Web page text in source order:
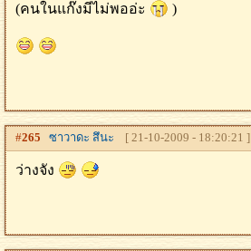
(คนในแก๊งมีไม่พออ่ะ )
#265 ซาวาดะ สึนะ [ 21-10-2009 - 18:20:21 ]
ว่างจัง